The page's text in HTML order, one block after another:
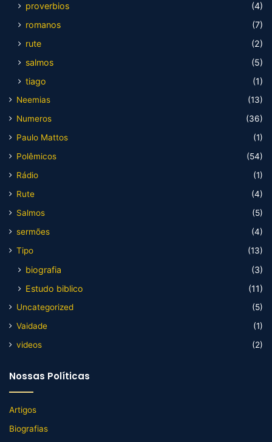
proverbios
(4)
romanos
(7)
rute
(2)
salmos
(5)
tiago
(1)
Neemias
(13)
Numeros
(36)
Paulo Mattos
(1)
Polêmicos
(54)
Rádio
(1)
Rute
(4)
Salmos
(5)
sermões
(4)
Tipo
(13)
biografia
(3)
Estudo biblico
(11)
Uncategorized
(5)
Vaidade
(1)
videos
(2)
Nossas Políticas
Artigos
Biografias